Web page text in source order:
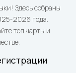
Здесь собраны
2026 года.
топ чарты и